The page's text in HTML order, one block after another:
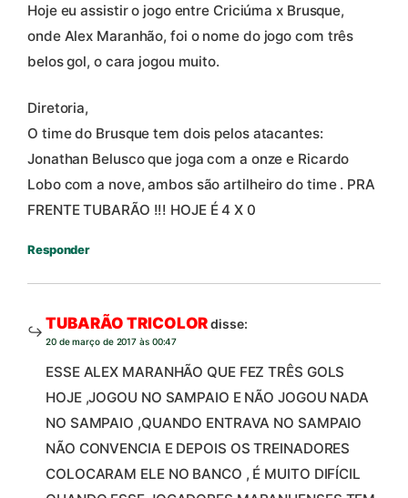
Hoje eu assistir o jogo entre Criciúma x Brusque,
onde Alex Maranhão, foi o nome do jogo com três
belos gol, o cara jogou muito.
Diretoria,
O time do Brusque tem dois pelos atacantes:
Jonathan Belusco que joga com a onze e Ricardo
Lobo com a nove, ambos são artilheiro do time . PRA
FRENTE TUBARÃO !!! HOJE É 4 X 0
Responder
TUBARÃO TRICOLORdisse:
20 de março de 2017 às 00:47
ESSE ALEX MARANHÃO QUE FEZ TRÊS GOLS
HOJE ,JOGOU NO SAMPAIO E NÃO JOGOU NADA
NO SAMPAIO ,QUANDO ENTRAVA NO SAMPAIO
NÃO CONVENCIA E DEPOIS OS TREINADORES
COLOCARAM ELE NO BANCO , É MUITO DIFÍCIL